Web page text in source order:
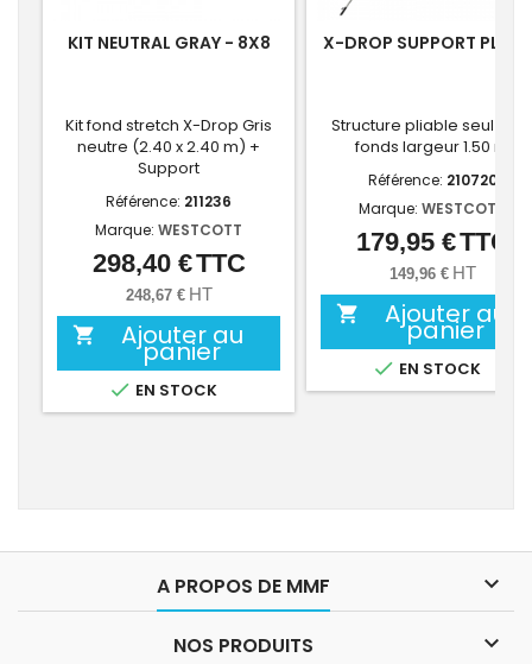
KIT NEUTRAL GRAY - 8X8
Kit fond stretch X-Drop Gris
neutre (2.40 x 2.40 m) +
Support
Référence: 211236
Marque: WESTCOTT
Prix
298,40 €TTC
248,67 € HT
 Ajouter au
panier
 EN STOCK
X-DROP SUPPORT
Structure pliable seul
fonds largeur 1.50 m
Référence: 210720
Marque: WESTCOTT
Prix
179,95 €TTC
149,96 € HT
 Ajouter au
panier
 EN STOCK
A PROPOS DE MMF 
NOS PRODUITS 